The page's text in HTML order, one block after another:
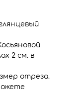
2 см. в
отреза.